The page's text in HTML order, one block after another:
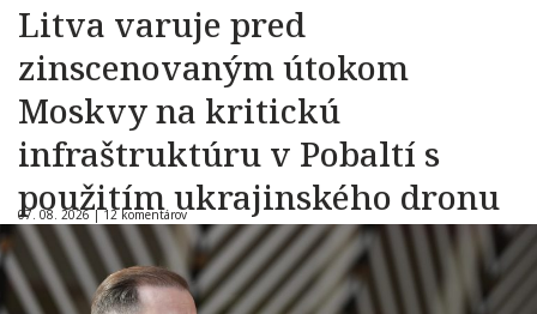
Litva varuje pred
zinscenovaným útokom
Moskvy na kritickú
infraštruktúru v Pobaltí s
použitím ukrajinského dronu
07. 08. 2026 |12 komentárov